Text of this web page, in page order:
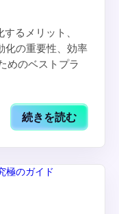
るメリット、
化の重要性、効率
めのベストプラ
続きを読む